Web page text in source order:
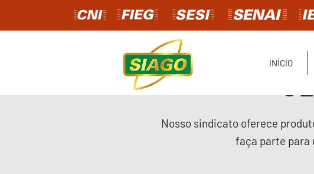
INÍCIO
Nosso sindicato oferece
faça parte para